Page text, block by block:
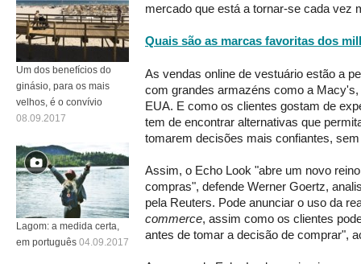
mercado que está a tornar-se cada vez
Quais são as marcas favoritas dos
As vendas online de vestuário estão a
com grandes armazéns como a
EUA. E como os clientes gostam de
tem de encontrar alternativas que
tomarem decisões mais confiantes,
Assim, o Echo Look "abre um novo
compras", defende Werner Goertz,
pela Reuters. Pode anunciar o uso da
commerce, assim como os clientes
antes de tomar a decisão de comprar",
Um dos benefícios do
ginásio, para os mais
velhos, é o convívio
08.09.2017
Lagom: a medida certa,
em português 04.09.2017